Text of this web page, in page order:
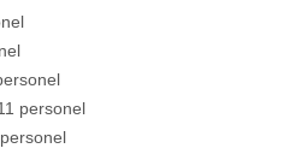
personel